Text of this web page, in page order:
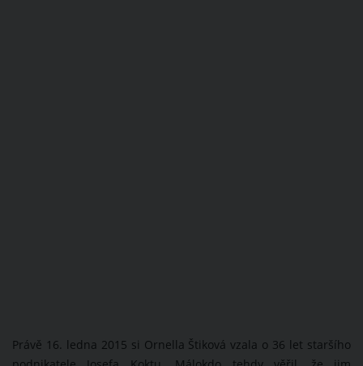
Právě 16. ledna 2015 si Ornella Štiková vzala o 36 let staršího